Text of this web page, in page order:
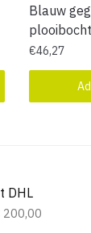
Blauw
€46,27
DHL